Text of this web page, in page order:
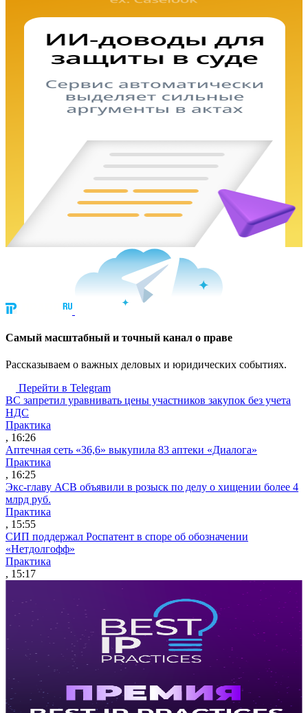
Cамый масштабный и точный канал о праве
Рассказываем о важных деловых и юридических событиях.
Перейти в Telegram
ВС запретил уравнивать цены участников закупок без учета
НДС
Практика
, 16:26
Аптечная сеть «36,6» выкупила 83 аптеки «Диалога»
Практика
, 16:25
Экс-главу АСВ объявили в розыск по делу о хищении более 4
млрд руб.
Практика
, 15:55
СИП поддержал Роспатент в споре об обозначении
«Нетдолгофф»
Практика
, 15:17